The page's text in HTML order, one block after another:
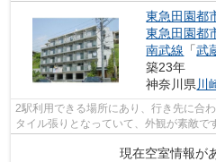
東急田園都
東急田園都
南武線 「武
築23年
神奈川県 川
2駅利用できる場所にあり、行き先に合
タイル張りとなっていて、外観が素敵で
現在空室情報が